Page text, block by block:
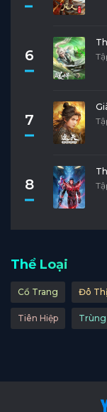
6
7
8
Thể Loại
Cổ Trang Đô Thị
Tiên Hiệp Trùng